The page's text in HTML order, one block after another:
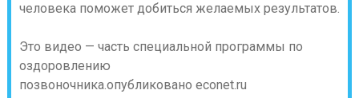
человека поможет добиться желаемых результатов.
Это видео — часть специальной программы по
оздоровлению
позвоночника.опубликовано econet.ru